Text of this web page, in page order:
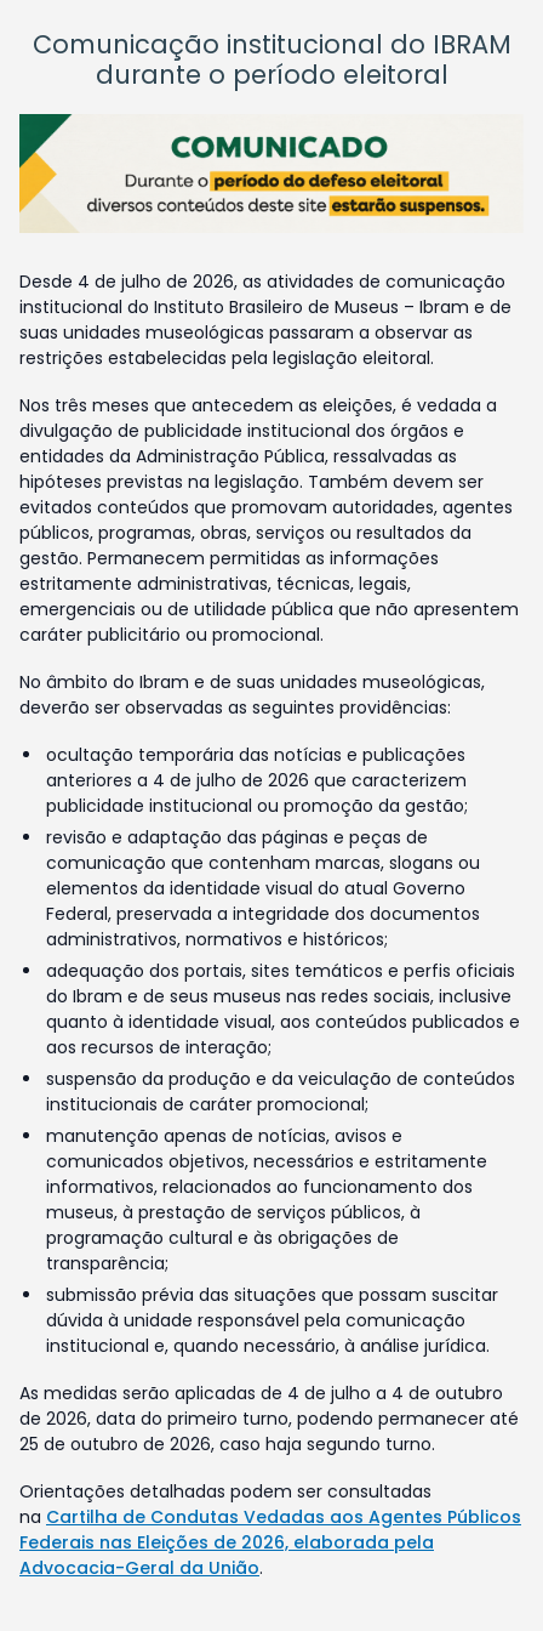
Comunicação institucional do IBRAM
durante o período eleitoral
Desde 4 de julho de 2026, as atividades de comunicação
institucional do Instituto Brasileiro de Museus – Ibram e de
suas unidades museológicas passaram a observar as
restrições estabelecidas pela legislação eleitoral.
Nos três meses que antecedem as eleições, é vedada a
divulgação de publicidade institucional dos órgãos e
entidades da Administração Pública, ressalvadas as
hipóteses previstas na legislação. Também devem ser
evitados conteúdos que promovam autoridades, agentes
públicos, programas, obras, serviços ou resultados da
gestão. Permanecem permitidas as informações
estritamente administrativas, técnicas, legais,
emergenciais ou de utilidade pública que não apresentem
caráter publicitário ou promocional.
No âmbito do Ibram e de suas unidades museológicas,
deverão ser observadas as seguintes providências:
ocultação temporária das notícias e publicações
anteriores a 4 de julho de 2026 que caracterizem
publicidade institucional ou promoção da gestão;
revisão e adaptação das páginas e peças de
comunicação que contenham marcas, slogans ou
elementos da identidade visual do atual Governo
Federal, preservada a integridade dos documentos
administrativos, normativos e históricos;
adequação dos portais, sites temáticos e perfis oficiais
do Ibram e de seus museus nas redes sociais, inclusive
quanto à identidade visual, aos conteúdos publicados e
aos recursos de interação;
suspensão da produção e da veiculação de conteúdos
institucionais de caráter promocional;
manutenção apenas de notícias, avisos e
comunicados objetivos, necessários e estritamente
informativos, relacionados ao funcionamento dos
museus, à prestação de serviços públicos, à
programação cultural e às obrigações de
transparência;
submissão prévia das situações que possam suscitar
dúvida à unidade responsável pela comunicação
institucional e, quando necessário, à análise jurídica.
As medidas serão aplicadas de 4 de julho a 4 de outubro
de 2026, data do primeiro turno, podendo permanecer até
25 de outubro de 2026, caso haja segundo turno.
Orientações detalhadas podem ser consultadas
na Cartilha de Condutas Vedadas aos Agentes Públicos
Federais nas Eleições de 2026, elaborada pela
Advocacia-Geral da União.